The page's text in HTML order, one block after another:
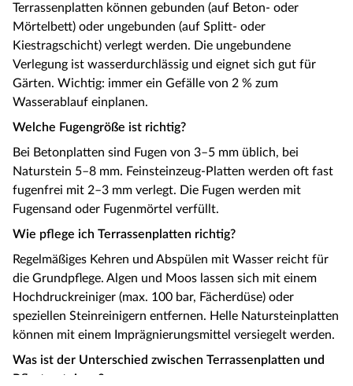
Terrassenplatten können gebunden (auf Beton- oder
Mörtelbett) oder ungebunden (auf Splitt- oder
Kiestragschicht) verlegt werden. Die ungebundene
Verlegung ist wasserdurchlässig und eignet sich gut für
Gärten. Wichtig: immer ein Gefälle von 2 % zum
Wasserablauf einplanen.
Welche Fugengröße ist richtig?
Bei Betonplatten sind Fugen von 3–5 mm üblich, bei
Naturstein 5–8 mm. Feinsteinzeug-Platten werden oft fast
fugenfrei mit 2–3 mm verlegt. Die Fugen werden mit
Fugensand oder Fugenmörtel verfüllt.
Wie pflege ich Terrassenplatten richtig?
Regelmäßiges Kehren und Abspülen mit Wasser reicht für
die Grundpflege. Algen und Moos lassen sich mit einem
Hochdruckreiniger (max. 100 bar, Fächerdüse) oder
speziellen Steinreinigern entfernen. Helle Natursteinplatten
können mit einem Imprägnierungsmittel versiegelt werden.
Was ist der Unterschied zwischen Terrassenplatten und
Pflastersteinen?